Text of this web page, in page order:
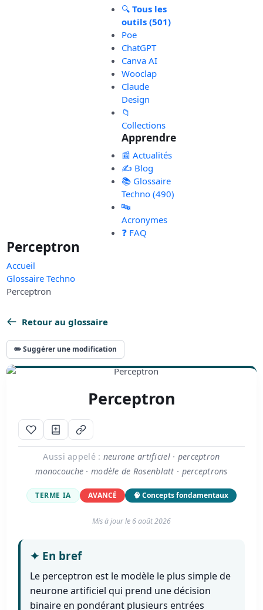
🔍 Tous les
outils (501)
Poe
ChatGPT
Canva AI
Wooclap
Claude
Design
📁
Collections
Apprendre
📰 Actualités
✍️ Blog
📚 Glossaire
Techno (490)
🔤
Acronymes
❓ FAQ
Perceptron
Accueil
Glossaire Techno
Perceptron
Retour au glossaire
✏️ Suggérer une modification
Perceptron
Aussi appelé : neurone artificiel · perceptron
monocouche · modèle de Rosenblatt · perceptrons
TERME IA AVANCÉ 🧠 Concepts fondamentaux
Mis à jour le 6 août 2026
✦ En bref
Le perceptron est le modèle le plus simple de
neurone artificiel qui prend une décision
binaire en pondérant plusieurs entrées